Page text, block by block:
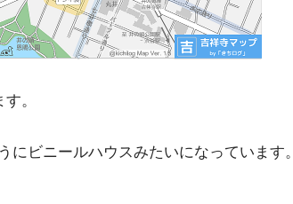
。
ビニールハウスみたいになっています。